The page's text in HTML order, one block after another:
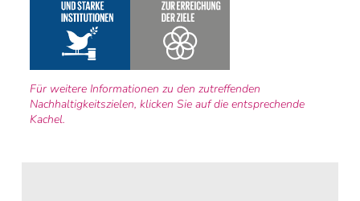
Für weitere Informationen zu den zutreffenden
Nachhaltigkeitszielen, klicken Sie auf die entsprechende
Kachel.